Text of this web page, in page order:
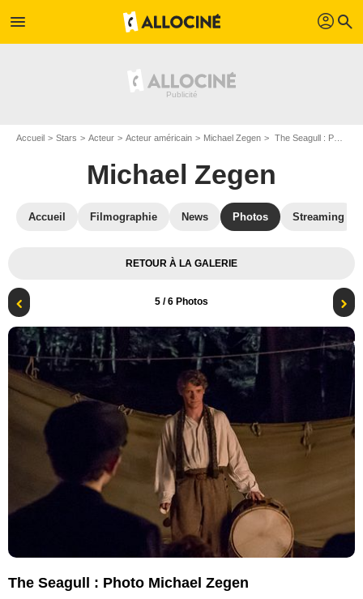
menu profil search
Accueil Stars Acteur Acteur américain Michael Zegen The Seagull : Photo Michael Zegen
Michael Zegen
Accueil Filmographie News Photos Streaming
RETOUR À LA GALERIE
5 / 6 Photos
The Seagull : Photo Michael Zegen